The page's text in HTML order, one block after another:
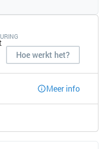
Hoe werkt het?
Meer info